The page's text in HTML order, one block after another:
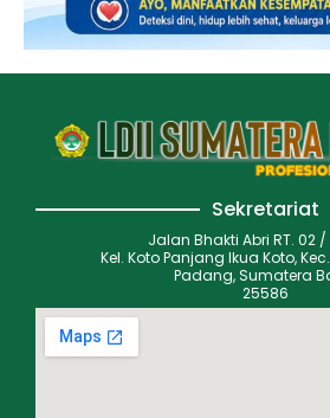
Sekretariat
Jalan Bhakti Abri RT. 02 /
Kel. Koto Panjang Ikua Koto,
Padang, Sumatera
25586